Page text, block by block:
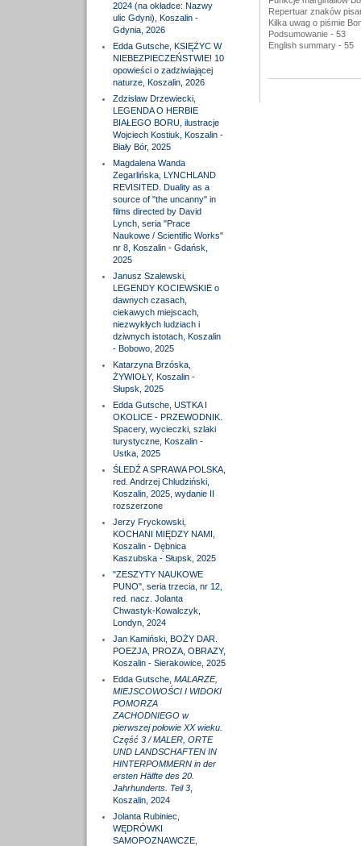
2024 (na okładce: Nazwy
ulic Gdyni), Koszalin -
Gdynia, 2026
Edda Gutsche, KSIĘŻYC W
NIEBEZPIECZEŃSTWIE! 10
opowieści o zadziwiającej
naturze, Koszalin, 2026
Zdzisław Drzewiecki,
LEGENDA O HERBIE
BIAŁEGO BORU, ilustracje
Wojciech Kostiuk, Koszalin -
Biały Bór, 2025
Magdalena Wanda
Zegarlińska, LYNCHLAND
REVISITED. Duality as a
source of "the uncanny" in
films directed by David
Lynch, seria "Prace
Naukowe / Scientific Works"
nr 8, Koszalin - Gdańsk,
2025
Janusz Szalewski,
LEGENDY KOCIEWSKIE o
dawnych czasach,
ciekawych miejscach,
niezwykłych ludziach i
dziwnych istotach, Koszalin
- Bobowo, 2025
Katarzyna Brzóska,
ŻYWIOŁY, Koszalin -
Słupsk, 2025
Edda Gutsche, USTKA I
OKOLICE - PRZEWODNIK.
Spacery, wycieczki, szlaki
turystyczne, Koszalin -
Ustka, 2025
ŚLEDŹ A SPRAWA POLSKA,
red. Andrzej Chludziński,
Koszalin, 2025, wydanie II
rozszerzone
Jerzy Fryckowski,
KOCHANI MIĘDZY NAMI,
Koszalin - Dębnica
Kaszubska - Słupsk, 2025
"ZESZYTY NAUKOWE
PUNO", seria trzecia, nr 12,
red. nacz. Jolanta
Chwastyk-Kowalczyk,
Londyn, 2024
Jan Kamiński, BOŻY DAR.
POEZJA, PROZA, OBRAZY,
Koszalin - Sierakowice, 2025
Edda Gutsche, MALARZE,
MIEJSCOWOŚCI I WIDOKI
POMORZA
ZACHODNIEGO w
pierwszej połowie XX wieku.
Część 3 / MALER, ORTE
UND LANDSCHAFTEN IN
HINTERPOMMERN in der
ersten Hälfte des 20.
Jahrhunderts. Teil 3,
Koszalin, 2024
Jolanta Rubiniec,
WĘDRÓWKI
SAMOPOZNAWCZE,
Repertuar znaków
Kilka uwag o piśmie
Podsumowanie - 53
English summary - 55